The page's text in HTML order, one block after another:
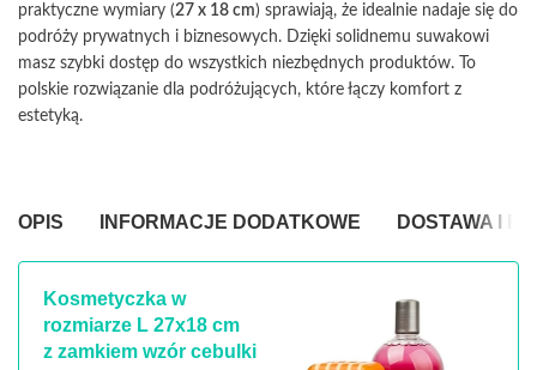
praktyczne wymiary (27 x 18 cm) sprawiają, że idealnie nadaje się do
podróży prywatnych i biznesowych. Dzięki solidnemu suwakowi
masz szybki dostęp do wszystkich niezbędnych produktów. To
polskie rozwiązanie dla podróżujących, które łączy komfort z
estetyką.
OPIS INFORMACJE DODATKOWE DOSTAWA I
Kosmetyczka w
rozmiarze L 27x18 cm
z zamkiem wzór cebulki